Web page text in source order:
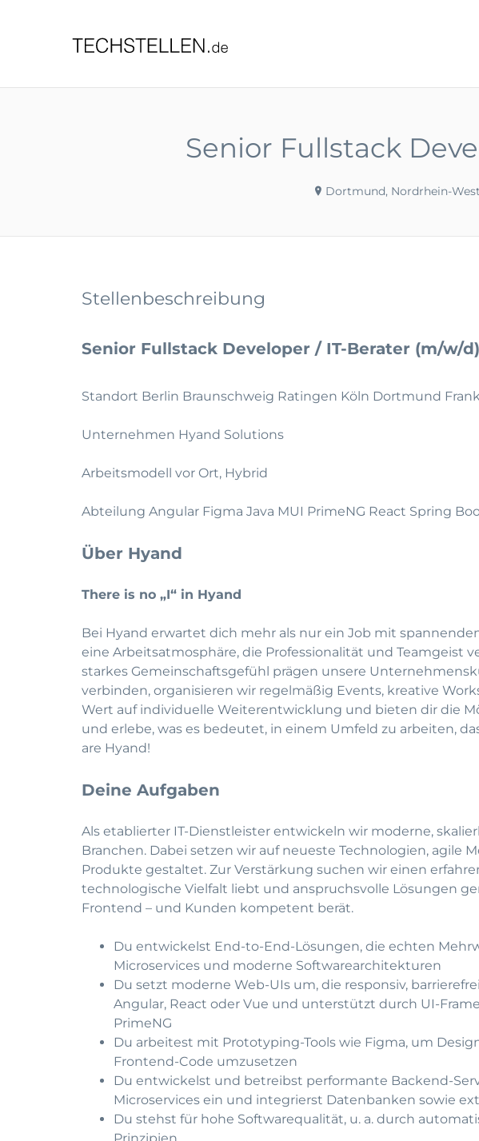
Senior Fullstack
Dortmund, Nordrhein-
Stellenbeschreibung
Senior Fullstack Developer / IT-Berater (m/w/
Standort Berlin Braunschweig Ratingen Köln Dortmund
Unternehmen Hyand Solutions
Arbeitsmodell vor Ort, Hybrid
Abteilung Angular Figma Java MUI PrimeNG React Spring
Über Hyand
There is no „I“ in Hyand
Bei Hyand erwartet dich mehr als nur ein Job mit
eine Arbeitsatmosphäre, die Professionalität und Teamgeist
starkes Gemeinschaftsgefühl prägen unsere
verbinden, organisieren wir regelmäßig Events, kreative
Wert auf individuelle Weiterentwicklung und bieten dir die
und erlebe, was es bedeutet, in einem Umfeld zu arbeiten,
are Hyand!
Deine Aufgaben
Als etablierter IT-Dienstleister entwickeln wir moderne,
Branchen. Dabei setzen wir auf neueste Technologien, agile
Produkte gestaltet. Zur Verstärkung suchen wir einen
technologische Vielfalt liebt und anspruchsvolle Lösungen
Frontend – und Kunden kompetent berät.
Du entwickelst End-to-End-Lösungen, die echten
Microservices und moderne Softwarearchitekturen
Du setzt moderne Web-UIs um, die responsiv,
Angular, React oder Vue und unterstützt durch UI-
PrimeNG
Du arbeitest mit Prototyping-Tools wie Figma, um
Frontend-Code umzusetzen
Du entwickelst und betreibst performante Backend-
Microservices ein und integrierst Datenbanken sowie
Du stehst für hohe Softwarequalität, u. a. durch